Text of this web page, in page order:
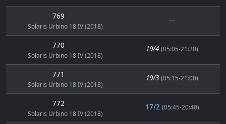
769
Solaris Urbino 18 IV (2018)
---
770
Solaris Urbino 18 IV (2018)
19/4 (05:05-21:20)
771
Solaris Urbino 18 IV (2018)
19/3 (05:15-21:00)
772
Solaris Urbino 18 IV (2018)
17/2 (05:45-20:40)